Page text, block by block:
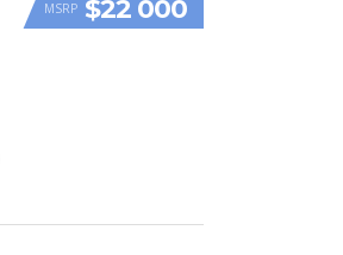
MSRP $22 000